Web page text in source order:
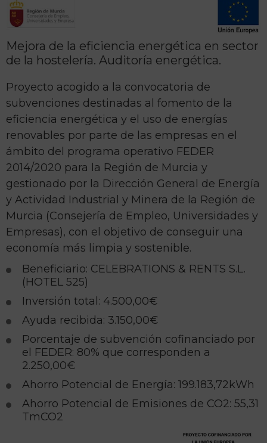
Mejora de la eficiencia energética en sector
de la hostelería. Auditoría energética.
Proyecto acogido a la convocatoria de
subvenciones destinadas al fomento de la
eficiencia energética y el uso de energías
renovables por parte de las empresas en el
ámbito del programa operativo FEDER
2014/2020 para la Región de Murcia y
gestionado por la Dirección General de Energía
y Actividad Industrial y Minera de la Región de
Murcia (Consejería de Empleo, Universidades y
Empresas), con el objetivo de conseguir una
economía más limpia y sostenible.
Beneficiario: CELEBRATIONS & RENTS S.L.
(HOTEL 525)
Inversión total: 4.500,00€
Ayuda recibida: 3.150,00€
Porcentaje de subvención cofinanciado por
el FEDER: 80% que corresponden a
2.250,00€
Ahorro Potencial de Energía: 199.183,72kWh
Ahorro Potencial de Emisiones de CO2: 55,31
TmCO2